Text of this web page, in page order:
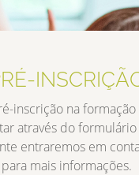
inscrição na
através do formulário
entraremos em
para mais informações.